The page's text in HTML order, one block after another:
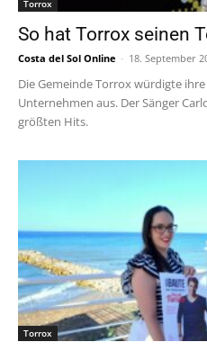
Torrox
So hat Torrox seinen
Costa del Sol Online - 18. September
Die Gemeinde Torrox würdigte
Unternehmen aus. Der Sänger
größten Hits.
Torrox